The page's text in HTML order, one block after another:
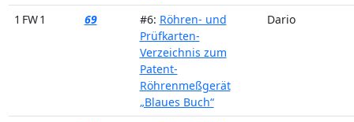
1 FW 1 69 #6: Röhren- und
Prüfkarten-
Verzeichnis zum
Patent-
Röhrenmeßgerät
„Blaues Buch“
Dario